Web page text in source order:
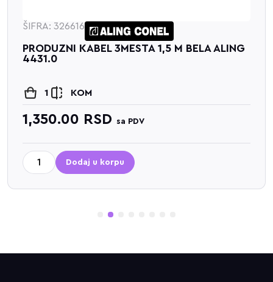
ŠIFRA: 326616
PRODUZNI KABEL 3MESTA 1,5 M BELA ALING
4431.0
1 KOM
1,350.00 RSD sa PDV
Dodaj u korpu
5